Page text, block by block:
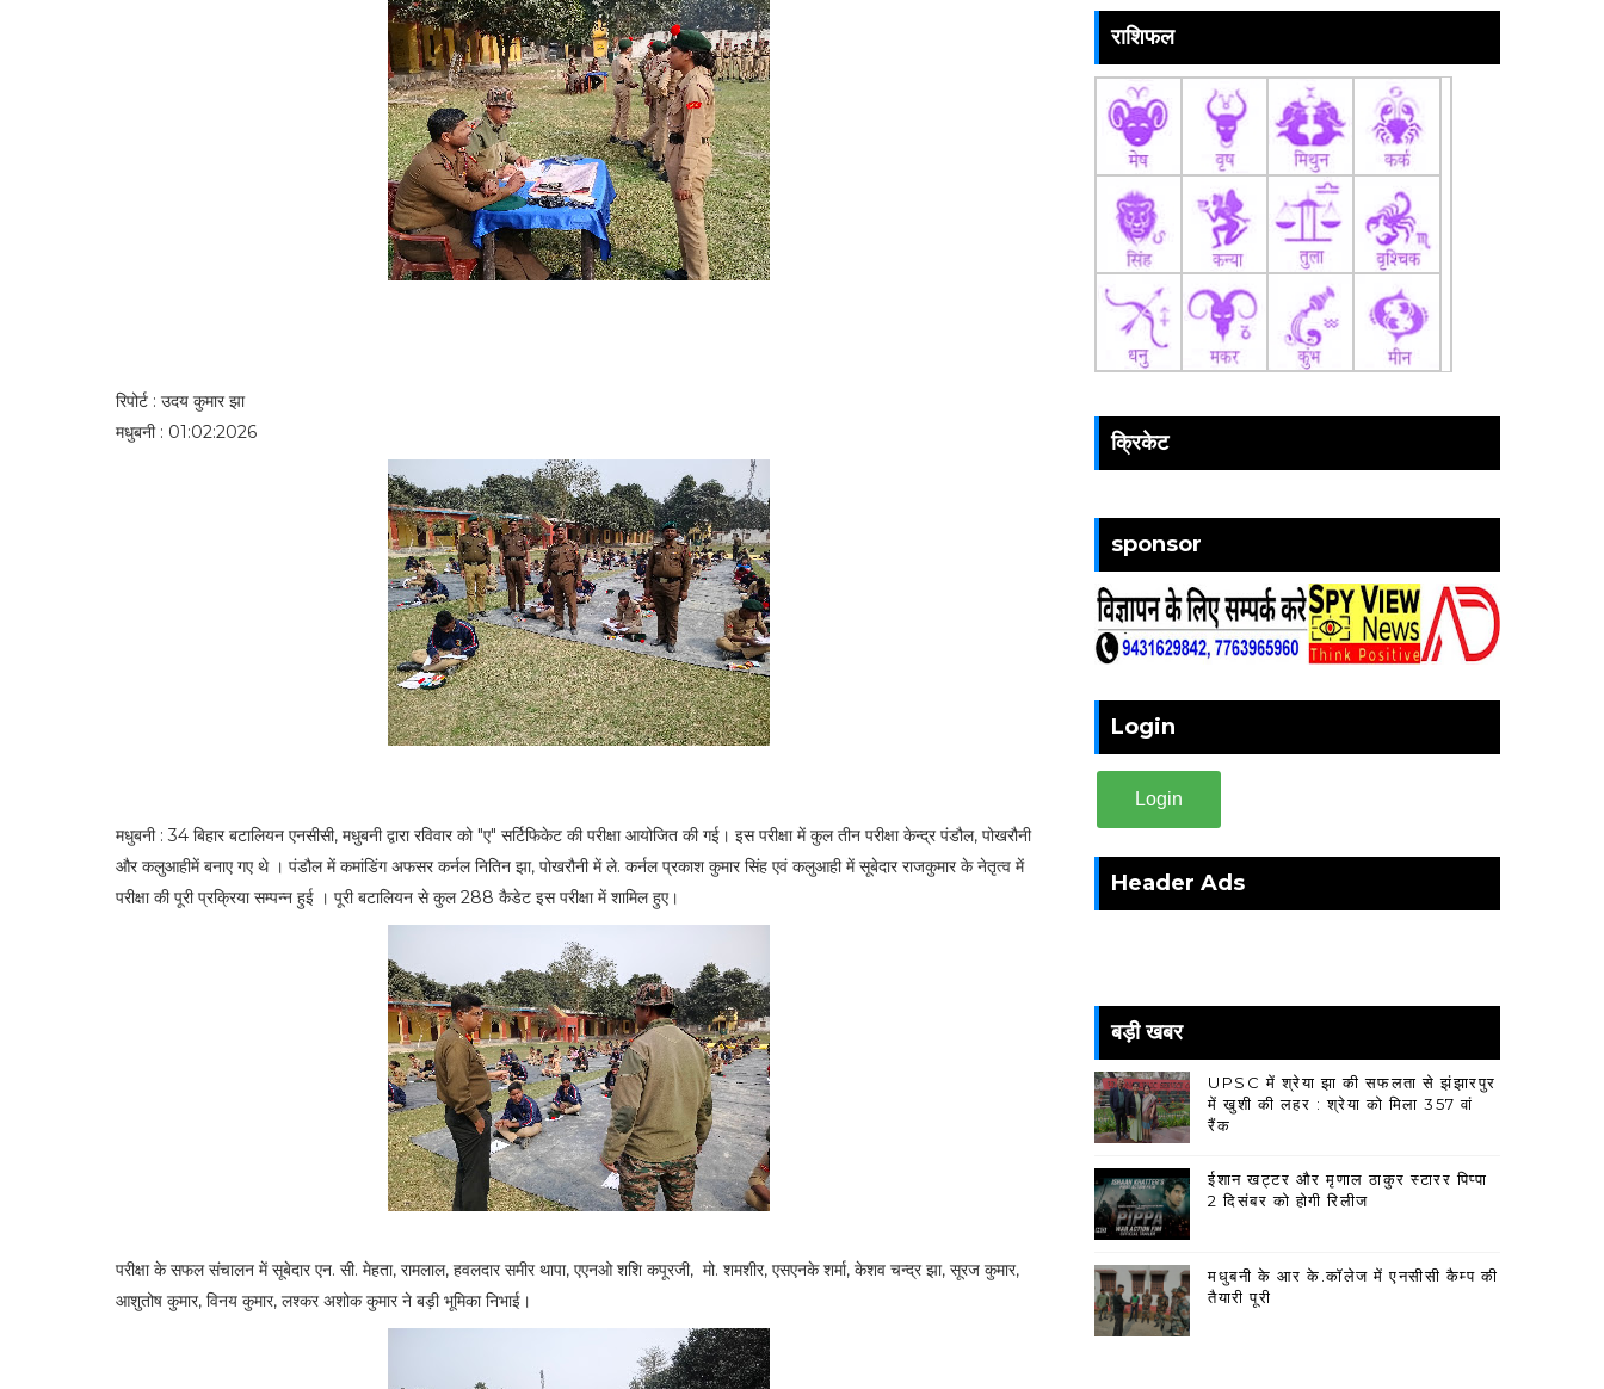
रिपोर्ट : उदय कुमार झा
मधुबनी : 01:02:2026
मधुबनी : 34 बिहार बटालियन एनसीसी, मधुबनी द्वारा रविवार को "ए" सर्टिफिकेट की परीक्षा आयोजित की गई। इस परीक्षा में कुल तीन परीक्षा केन्द्र पंडौल, पोखरौनी
और कलुआहीमें बनाए गए थे । पंडौल में कमांडिंग अफसर कर्नल नितिन झा, पोखरौनी में ले. कर्नल प्रकाश कुमार सिंह एवं कलुआही में सूबेदार राजकुमार के नेतृत्व में
परीक्षा की पूरी प्रक्रिया सम्पन्न हुई । पूरी बटालियन से कुल 288 कैडेट इस परीक्षा में शामिल हुए।
परीक्षा के सफल संचालन में सूबेदार एन. सी. मेहता, रामलाल, हवलदार समीर थापा, एएनओ शशि कपूरजी, मो. शमशीर, एसएनके शर्मा, केशव चन्द्र झा, सूरज कुमार,
आशुतोष कुमार, विनय कुमार, लश्कर अशोक कुमार ने बड़ी भूमिका निभाई।
राशिफल
क्रिकेट
sponsor
Login
Login
Header Ads
बड़ी खबर
UPSC में श्रेया झा की सफलता से झंझारपुर
में खुशी की लहर : श्रेया को मिला 357 वां
रैंक
ईशान खट्टर और मृणाल ठाकुर स्टारर पिप्पा
2 दिसंबर को होगी रिलीज
मधुबनी के आर के.कॉलेज में एनसीसी कैम्प की
तैयारी पूरी